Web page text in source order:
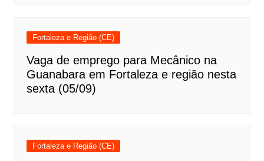
Fortaleza e Região (CE)
Vaga de emprego para Mecânico na
Guanabara em Fortaleza e região nesta
sexta (05/09)
Fortaleza e Região (CE)